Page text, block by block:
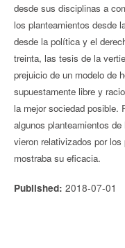
desde sus disciplinas a
los planteamientos desde
desde la política y el
treinta, las tesis de la
prejuicio de un modelo de
supuestamente libre y
la mejor sociedad posible.
algunos planteamientos
vieron relativizados por
mostraba su eficacia.
Published: 2018-07-01